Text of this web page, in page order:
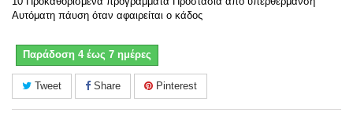
Αυτόματη πάυση όταν αφαιρείται ο κάδος
Παράδοση 4 έως 7 ημέρες
Tweet Share Pinterest